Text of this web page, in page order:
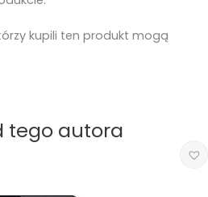
kupili ten produkt mogą
tego autora